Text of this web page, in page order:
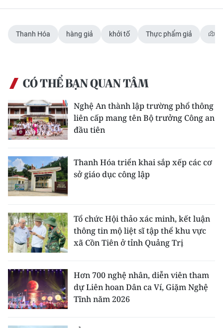
한국어
Thanh Hóa hàng giả khởi tố Thực phẩm giả
CÓ THỂ BẠN QUAN TÂM
Nghệ An thành lập trường phổ thông
liên cấp mang tên Bộ trưởng Công an
đầu tiên
Thanh Hóa triển khai sắp xếp các cơ
sở giáo dục công lập
Tổ chức Hội thảo xác minh, kết luận
thông tin mộ liệt sĩ tập thể khu vực
xã Cồn Tiên ở tỉnh Quảng Trị
Hơn 700 nghệ nhân, diễn viên tham
dự Liên hoan Dân ca Ví, Giặm Nghệ
Tĩnh năm 2026